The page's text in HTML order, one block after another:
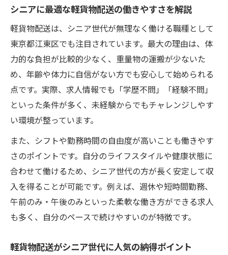
シニアに最適な軽貨物配送の働きやすさを解説
軽貨物配送は、シニア世代が無理なく働ける職種として
東京都江東区でも注目されています。最大の理由は、体
力的な負担が比較的少なく、重量物の運搬が少ないた
め、年齢や体力に自信がない方でも安心して始められる
点です。実際、求人情報でも「学歴不問」「経験不問」
といった条件が多く、未経験からでもチャレンジしやす
い環境が整っています。
また、シフトや勤務時間の自由度が高いことも働きやす
さのポイントです。自分のライフスタイルや健康状態に
合わせて働けるため、シニア世代の方が長く安定して収
入を得ることが可能です。例えば、週休や短時間勤務、
午前のみ・午後のみといった柔軟な働き方ができる求人
も多く、自分のペースで続けやすいのが特徴です。
軽貨物配送がシニア世代に人気の納得ポイント